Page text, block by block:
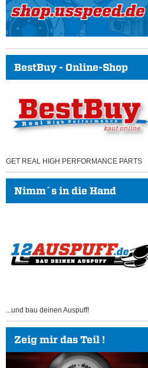
BestBuy - Online-Shop
GET REAL HIGH PERFORMANCE PARTS
Nimm´s in die Hand
...und bau deinen Auspuff!
Zeig mir das Teil !